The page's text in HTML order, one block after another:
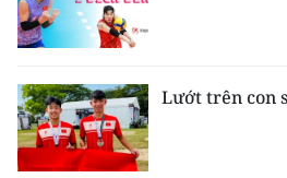
MÔI TRƯỜNG
BẠN ĐỌC
KIỂM CHỨNG THÔNG TIN
Lướt trên con